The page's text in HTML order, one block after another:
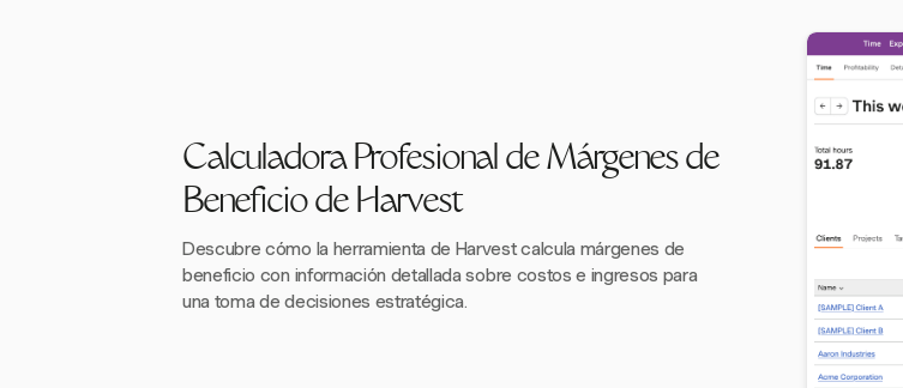
Calculadora Profesional de Márgenes de
Beneficio de Harvest
Descubre cómo la herramienta de Harvest calcula márgenes de
beneficio con información detallada sobre costos e ingresos para
una toma de decisiones estratégica.